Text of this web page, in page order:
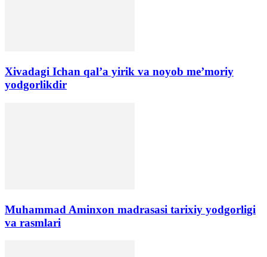
Xivadagi Ichan qal’a yirik va noyob me’moriy
yodgorlikdir
​Muhammad Aminxon madrasasi tarixiy yodgorligi
va rasmlari